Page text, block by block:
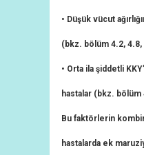
• Düşük vücut
(bkz. bölüm 4.2, 4.8,
• Orta ila şiddetli
hastalar (bkz. bölüm
Bu faktörlerin
hastalarda ek